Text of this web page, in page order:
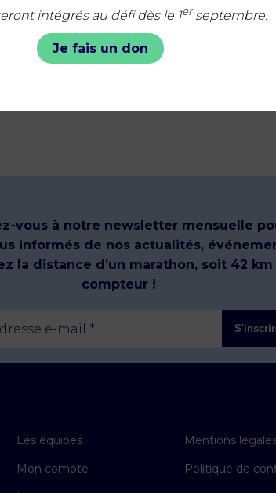
intégrés au défi dès le 1erseptembre.
Je fais un don
vous à notre newsletter mensuelle
informés de nos actualités,
la distance d’un marathon, soit 42 km
compteur !
e-mail *
Les équipes
Mon compte
Mentions
Politique de